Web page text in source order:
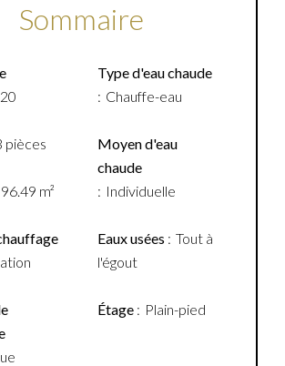
Sommaire
pièces
96.49 m²
Type d'eau chaude
Chauffe-eau
Moyen d'eau
chaude
Individuelle
Eaux usées
Tout à
l'égout
Étage Plain-pied